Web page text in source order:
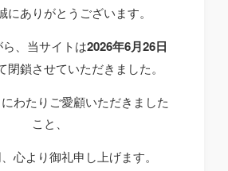
にありがとうございます。
、当サイトは2026年6月26日
閉鎖させていただきました。
わたりご愛顧いただきました
こと、
心より御礼申し上げます。